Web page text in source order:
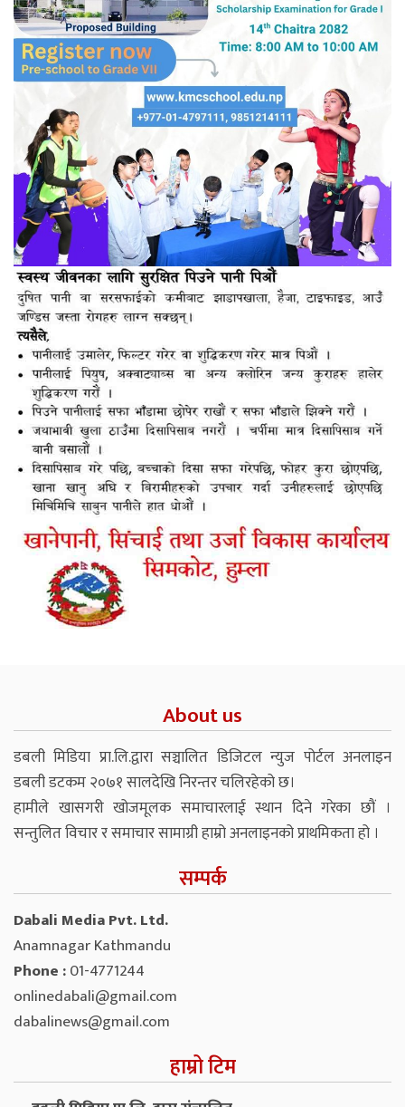
About us
डबली मिडिया प्रा.लि.द्वारा सञ्चालित डिजिटल न्युज पोर्टल अनलाइन
डबली डटकम २०७१ सालदेखि निरन्तर चलिरहेको छ।
हामीले खासगरी खोजमूलक समाचारलाई स्थान दिने गरेका छौं ।
सन्तुलित विचार र समाचार सामाग्री हाम्रो अनलाइनको प्राथमिकता हो ।
सम्पर्क
Dabali Media Pvt. Ltd.
Anamnagar Kathmandu
Phone :01-4771244
onlinedabali@gmail.com
dabalinews@gmail.com
हाम्रो टिम